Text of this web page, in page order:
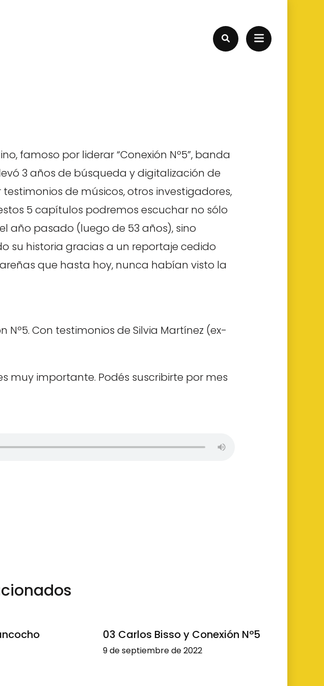
famoso por liderar “Conexión Nº5”, banda
3 años de búsqueda y digitalización de
testimonios de músicos, otros investigadores,
5 capítulos podremos escuchar no sólo
año pasado (luego de 53 años), sino
su historia gracias a un reportaje cedido
que hasta hoy, nunca habían visto la
Nº5. Con testimonios de Silvia Martínez (ex-
muy importante. Podés suscribirte por mes
03 Carlos Bisso y Conexión Nº5
9 de septiembre de 2022